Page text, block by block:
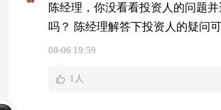
陈经理，你没看看投资人的问题
吗？ 陈经理解答下投资人的疑问
08-06 19:59
1人